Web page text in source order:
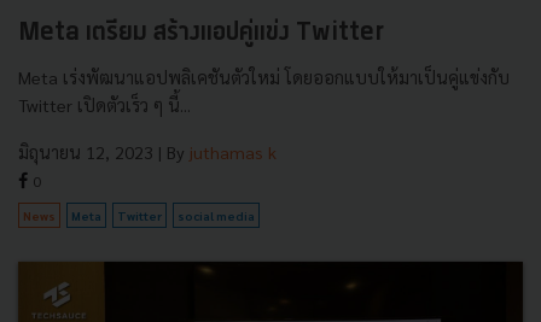
Meta เตรียม สร้างแอปคู่แข่ง Twitter
Meta เร่งพัฒนาแอปพลิเคชันตัวใหม่ โดยออกแบบให้มาเป็นคู่แข่งกับ
Twitter เปิดตัวเร็ว ๆ นี้...
มิถุนายน 12, 2023 | By juthamas k
0
News Meta Twitter social media